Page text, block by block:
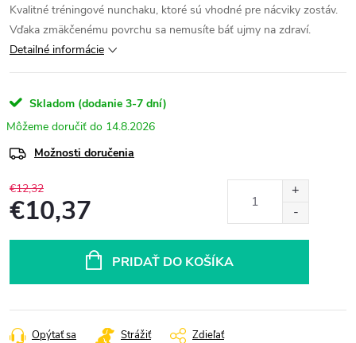
Kvalitné tréningové nunchaku, ktoré sú vhodné pre nácviky zostáv.
Vďaka zmäkčenému povrchu sa nemusíte báť ujmy na zdraví.
Detailné informácie
Skladom (dodanie 3-7 dní)
14.8.2026
Možnosti doručenia
€12,32
€10,37
PRIDAŤ DO KOŠÍKA
Opýtať sa Strážiť Zdieľať